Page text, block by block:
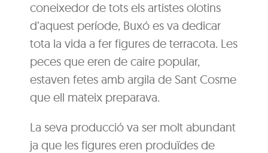
coneixedor de tots els artistes olotins
d’aquest període, Buxó es va dedicar
tota la vida a fer figures de terracota. Les
peces que eren de caire popular,
estaven fetes amb argila de Sant Cosme
que ell mateix preparava.
La seva producció va ser molt abundant
ja que les figures eren produïdes de